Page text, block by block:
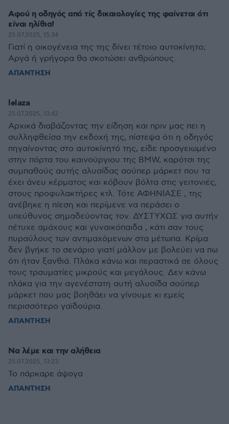
Αφού η οδηγός από τίς δικαιολογίες της φαίνεται ότι
είναι ηλίθια!
25.07.2025, 15:34
Γιατί η οικογένεια της της δίνει τέτοιο αυτοκίνητο;
Αργά ή γρήγορα θα σκοτώσει ανθρώπους.
ΑΠΑΝΤΗΣΗ
lelaza
25.07.2025, 13:42
Αρχικά διαβάζοντας την είδηση και πριν μας πει η
συλληφθείσα την εκδοχή της, πίστεψα ότι η οδηγός
πηγαίνοντας στο αυτοκίνητό της, είδε προσγειωμένο
στην πόρτα του καινούργιου της BMW, καρότσι της
συμπαθούς αυτής αλυσίδας σούπερ μάρκετ που τα
έχει άνευ κέρματος και κόβουν βόλτα στις γειτονιές,
στους προφυλακτήρες κτλ. Τότε ΑΦΗΝΙΑΣΕ , της
ανέβηκε η πίεση και περίμενε να περάσει ο
υπεύθυνος σημαδεύοντας τον. ΔΥΣΤΥΧΩΣ για αυτήν
πέτυχε αμάχους και γυναικόπαιδα , κάτι σαν τους
πυραύλους των αντιμαχόμενων στα μέτωπα. Κρίμα
δεν βγήκε το σενάριο γιατί μάλλον με βολεύει να πω
ότι ήταν ξανθιά. Πλάκα κάνω και περαστικά σε όλους
τους τραυματίες μικρούς και μεγάλους. Δεν κάνω
πλάκα για την αγενέστατη αυτή αλυσίδα σούπερ
μάρκετ που μας βοηθάει να γίνουμε κι εμείς
περισσότερο γαϊδούρια.
ΑΠΑΝΤΗΣΗ
Να λέμε και την αλήθεια
25.07.2025, 13:23
Το πάρκαρε άψογα
ΑΠΑΝΤΗΣΗ